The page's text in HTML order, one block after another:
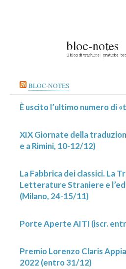
BLOC-NOTES
È uscito l’ultimo numero di
XIX Giornate della
e a Rimini, 10-12/12)
La Fabbrica dei classici. La
Letterature Straniere e
(Milano, 24-15/11)
Porte Aperte AITI (iscr.
Premio Lorenzo Claris
2022 (entro 31/12)